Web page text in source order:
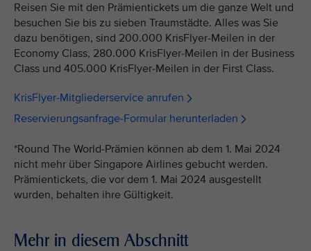
Reisen Sie mit den Prämientickets um die ganze Welt und
besuchen Sie bis zu sieben Traumstädte. Alles was Sie
dazu benötigen, sind 200.000 KrisFlyer-Meilen in der
Economy Class, 280.000 KrisFlyer-Meilen in der Business
Class und 405.000 KrisFlyer-Meilen in der First Class.
KrisFlyer-Mitgliederservice anrufen
Reservierungsanfrage-Formular herunterladen
*Round The World-Prämien können ab dem 1. Mai 2024
nicht mehr über Singapore Airlines gebucht werden.
Prämientickets, die vor dem 1. Mai 2024 ausgestellt
wurden, behalten ihre Gültigkeit.
Mehr in diesem Abschnitt